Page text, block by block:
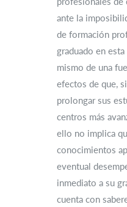
ante la
de formación
graduado en
mismo de una
efectos de que,
prolongar sus
centros más
ello no implica
conocimientos
eventual
inmediato a su
cuenta con